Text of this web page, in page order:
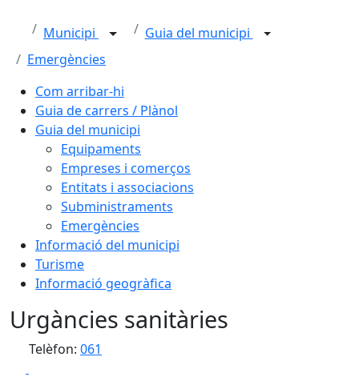
Municipi
Guia del municipi
Emergències
Com arribar-hi
Guia de carrers / Plànol
Guia del municipi
Equipaments
Empreses i comerços
Entitats i associacions
Subministraments
Emergències
Informació del municipi
Turisme
Informació geogràfica
Urgàncies sanitàries
Telèfon: 061